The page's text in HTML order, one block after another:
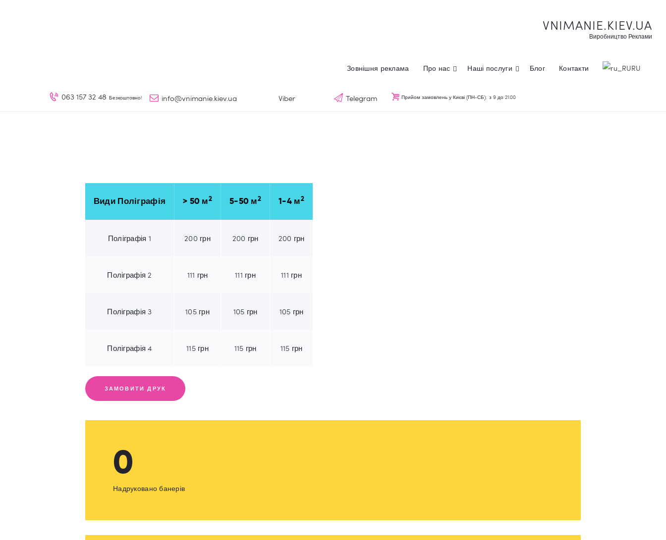
VNIMANIE.KIEV.UA
Виробництво Реклами
Зовнішня реклама Про нас Наші послуги Блог Контакти RU
063 157 32 48 Безкоштовно! info@vnimanie.kiev.ua Viber Telegram Прийом замовлень у Києві (ПН-СБ): з 9 до 21:00
Види Поліграфія > 50 м2 5-50 м2 1-4 м2
Поліграфія 1 200 грн 200 грн 200 грн
Поліграфія 2 111 грн 111 грн 111 грн
Поліграфія 3 105 грн 105 грн 105 грн
Поліграфія 4 115 грн 115 грн 115 грн
ЗАМОВИТИ ДРУК
0
Надруковано банерів